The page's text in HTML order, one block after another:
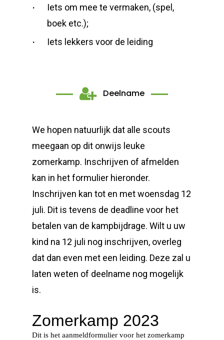
Iets om mee te vermaken, (spel,
boek etc.);
Iets lekkers voor de leiding
Deelname
We hopen natuurlijk dat alle scouts
meegaan op dit onwijs leuke
zomerkamp. Inschrijven of afmelden
kan in het formulier hieronder.
Inschrijven kan tot en met woensdag 12
juli. Dit is tevens de deadline voor het
betalen van de kampbijdrage. Wilt u uw
kind na 12 juli nog inschrijven, overleg
dat dan even met een leiding. Deze zal u
laten weten of deelname nog mogelijk
is.